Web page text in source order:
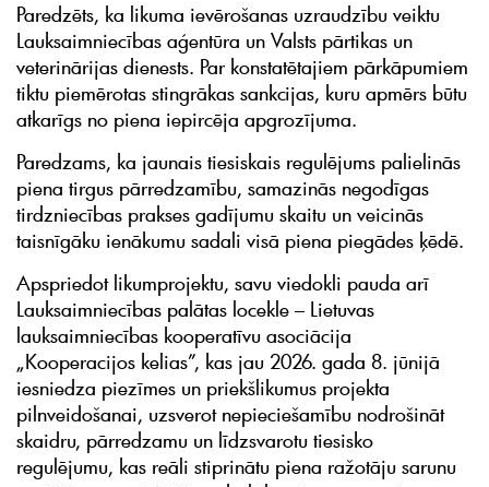
Paredzēts, ka likuma ievērošanas uzraudzību veiktu
Lauksaimniecības aģentūra un Valsts pārtikas un
veterinārijas dienests. Par konstatētajiem pārkāpumiem
tiktu piemērotas stingrākas sankcijas, kuru apmērs būtu
atkarīgs no piena iepircēja apgrozījuma.
Paredzams, ka jaunais tiesiskais regulējums palielinās
piena tirgus pārredzamību, samazinās negodīgas
tirdzniecības prakses gadījumu skaitu un veicinās
taisnīgāku ienākumu sadali visā piena piegādes ķēdē.
Apspriedot likumprojektu, savu viedokli pauda arī
Lauksaimniecības palātas locekle – Lietuvas
lauksaimniecības kooperatīvu asociācija
„Kooperacijos kelias”, kas jau 2026. gada 8. jūnijā
iesniedza piezīmes un priekšlikumus projekta
pilnveidošanai, uzsverot nepieciešamību nodrošināt
skaidru, pārredzamu un līdzsvarotu tiesisko
regulējumu, kas reāli stiprinātu piena ražotāju sarunu